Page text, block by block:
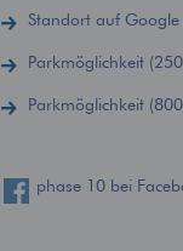
Standort auf Google
Parkmöglichkeit
Parkmöglichkeit
phase 10 bei